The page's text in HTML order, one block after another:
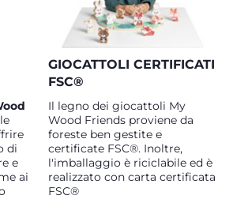
di
e
ai
GIOCATTOLI CERTIFICATI
FSC®
Il legno dei giocattoli My
Wood Friends proviene da
foreste ben gestite e
certificate FSC®. Inoltre,
l'imballaggio è riciclabile ed è
realizzato con carta certificata
FSC®